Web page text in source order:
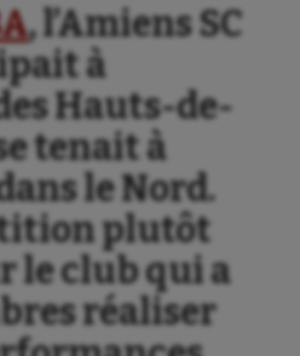
, l’Amiens SC
à
Hauts-de-
tenait à
le Nord.
plutôt
le club qui a
réaliser